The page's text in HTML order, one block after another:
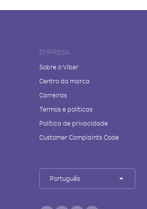
EMPRESA
Sobre o Viber
Centro da marca
Carreiras
Termos e políticas
Política de privacidade
Customer Complaints Code
Português